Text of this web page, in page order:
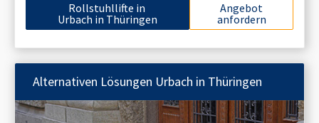
Rollstuhllifte in
Urbach in Thüringen
Angebot
anfordern
Alternativen Lösungen Urbach in Thüringen